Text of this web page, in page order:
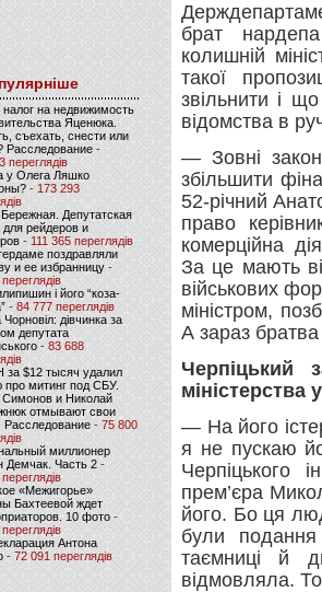
на недвижимость
Яценюка.
съехать, снести или
Расследование-
переглядів
у Олега Ляшко
- 173 293
Депутатская
рейдеров и
- 111 365 переглядів
поздравляли
и ее избранницу -
і його “коза-
- 84 777 переглядів
Чорновіл: дівчинка за
депутата
- 83 688
$12 тысяч удалил
про митинг под СБУ.
и Николай
отмывают свои
Расследование - 75 800
миллионер
Демчак. Часть 2-
«Межигорье»
Бахтеевой ждет
10 фото -
Антона
- 72 091 переглядів
брат
колишній
такої
звільнити і
відомства в
— Зовні
збільшити
52-річний
право
комерційна
За це мають
військових
міністром,
А зараз
Черпіцький
міністерства
— На його
я не пускаю
Черпіцького
прем’єра
його. Бо ця
були
таємниці й
відмовляла.